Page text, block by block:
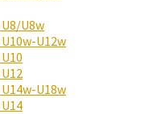
U8w
U12w
U18w